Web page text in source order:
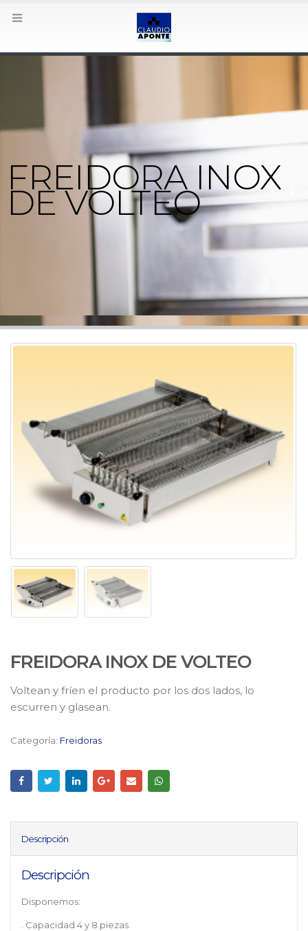
FREIDORA INOX
DE VOLTEO
FREIDORA INOX DE VOLTEO
Voltean y fríen el producto por los dos lados, lo
escurren y glasean.
Categoría: Freidoras
Descripción
Descripción
Disponemos:
. Capacidad 4 y 8 piezas.